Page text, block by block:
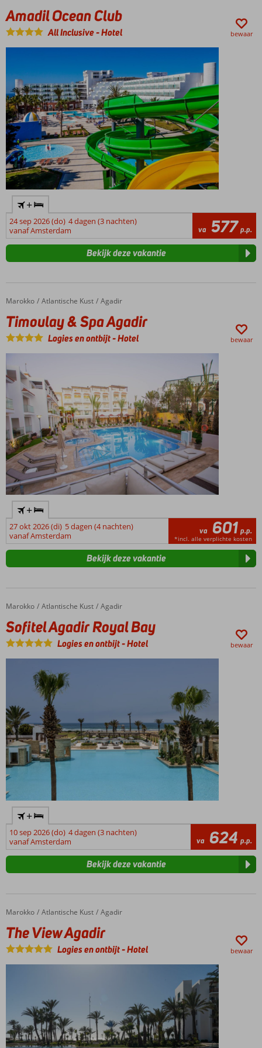
Amadil Ocean Club
All Inclusive-Hotel bewaar
+
24 sep 2026 (do) 4 dagen (3 nachten)
vanaf Amsterdam
va 577 p.p.
Bekijk deze vakantie
Home
Marokko Atlantische Kust Agadir
Timoulay & Spa Agadir
Timoulay & Spa Agadir
Logies en ontbijt-Hotel bewaar
+
27 okt 2026 (di) 5 dagen (4 nachten)
vanaf Amsterdam
va 601 p.p.
*incl. alle verplichte kosten
Bekijk deze vakantie
Home
Marokko Atlantische Kust Agadir
Sofitel Agadir Royal Bay
Sofitel Agadir Royal Bay
Logies en ontbijt-Hotel bewaar
+
10 sep 2026 (do) 4 dagen (3 nachten)
vanaf Amsterdam
va 624 p.p.
Bekijk deze vakantie
Home
Marokko Atlantische Kust Agadir
The View Agadir
The View Agadir
Logies en ontbijt-Hotel bewaar